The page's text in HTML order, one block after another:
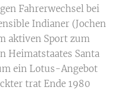
Fahrerwechsel bei
Indianer (Jochen
aktiven Sport zum
Heimatstaates Santa
ein Lotus-Angebot
trat Ende 1980